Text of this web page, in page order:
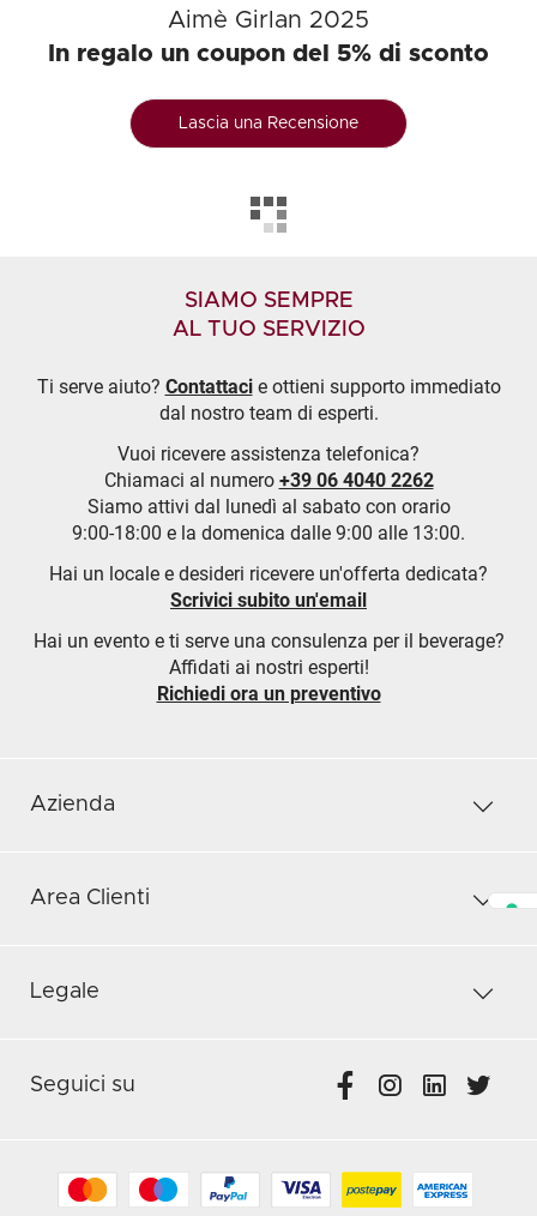
Aimè Girlan 2025
In regalo un coupon del 5% di sconto
Lascia una Recensione
SIAMO SEMPRE
AL TUO SERVIZIO
Ti serve aiuto? Contattacie ottieni supporto immediato
dal nostro team di esperti.
Vuoi ricevere assistenza telefonica?
Chiamaci al numero +39 06 4040 2262
Siamo attivi dal lunedì al sabato con orario
9:00-18:00 e la domenica dalle 9:00 alle 13:00.
Hai un locale e desideri ricevere un'offerta dedicata?
Scrivici subito un'email
Hai un evento e ti serve una consulenza per il beverage?
Affidati ai nostri esperti!
Richiedi ora un preventivo
Azienda
Area Clienti
Legale
Seguici su